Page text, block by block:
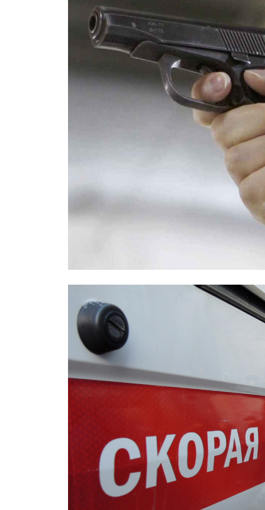
Правоохранители назвали
Москве: был конфликтным